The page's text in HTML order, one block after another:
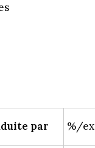
par %/